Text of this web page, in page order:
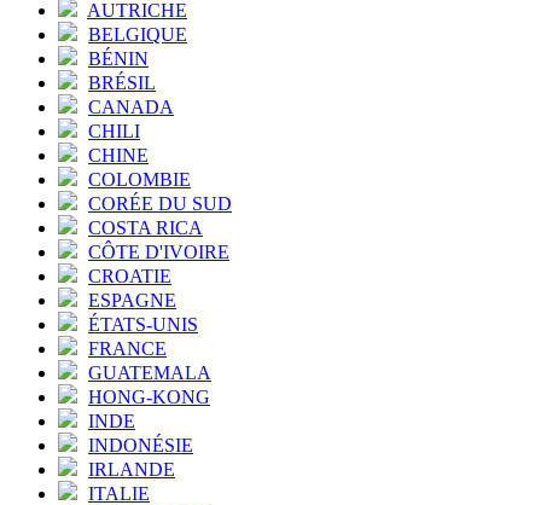
AUTRICHE
BELGIQUE
BÉNIN
BRÉSIL
CANADA
CHILI
CHINE
COLOMBIE
CORÉE DU SUD
COSTA RICA
CÔTE D'IVOIRE
CROATIE
ESPAGNE
ÉTATS-UNIS
FRANCE
GUATEMALA
HONG-KONG
INDE
INDONÉSIE
IRLANDE
ITALIE